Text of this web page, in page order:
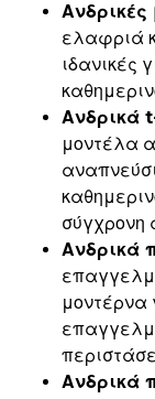
Ανδρικές
ελαφριά
ιδανικές
Ανδρικά
μοντέλα
σύγχρονη
Ανδρικά
Ανδρικά